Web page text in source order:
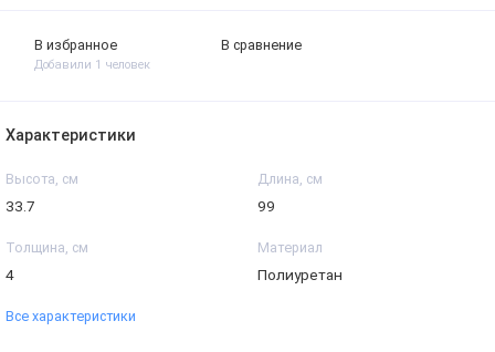
В избранное
Добавили 1 человек
В сравнение
Характеристики
Высота, см
33.7
Длина, см
99
Толщина, см
4
Материал
Полиуретан
Все характеристики